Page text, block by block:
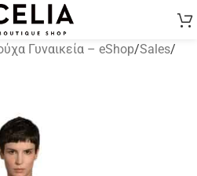
Γυναικεία – eShop/Sales/